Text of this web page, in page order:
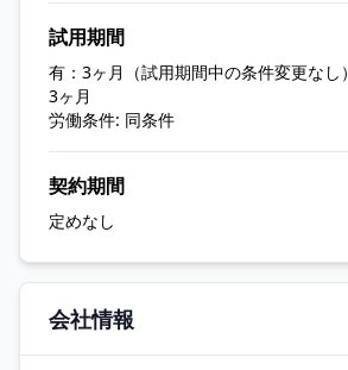
試用期間
有：3ヶ月（試用期間中の条件変更なし）
3ヶ月
労働条件: 同条件
契約期間
定めなし
会社情報